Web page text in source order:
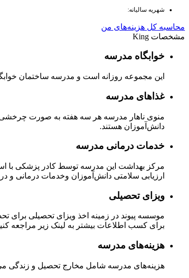
شهریه سالیانه:
محاسبه کل هزینه‌های من
مشخصات King
خوابگاه مدرسه
این مجموعه روزانه است و مدرسه ساختمان
غذاهای مدرسه
منوی‌ ناهار مدرسه هر سه هفته به صورت چرخشی
دانش‌آموزان هستند.
خدمات درمانی مدرسه
مرکز بهداشت این مدرسه توسط کادر پزشکی با
ارزیابی سلامتی دانش‌آموزان وخدمات درمانی و
ویزای تحصیلی
موسسه پیوند در زمینه اخذ ویزای تحصیلی برای
برای کسب اطلاعات بیشتر به لینک زیر مراجعه
هزینه‌های مدرسه
هزینه‌های مدرسه شامل مخارج تحصیل و زندگی